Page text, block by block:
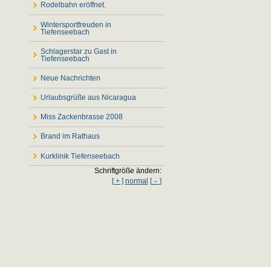
Rodelbahn eröffnet.
Wintersportfreuden in
Tiefenseebach
Schlagerstar zu Gast in
Tiefenseebach
Neue Nachrichten
Urlaubsgrüße aus Nicaragua
Miss Zackenbrasse 2008
Brand im Rathaus
Kurklinik Tiefenseebach
Schriftgröße ändern:
[ + ] normal [- ]